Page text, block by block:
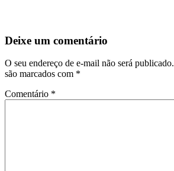
Deixe um comentário
O seu endereço de e-mail não será publicado.
são marcados com *
Comentário *